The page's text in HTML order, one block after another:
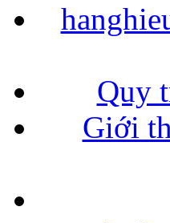
Quy
Giới